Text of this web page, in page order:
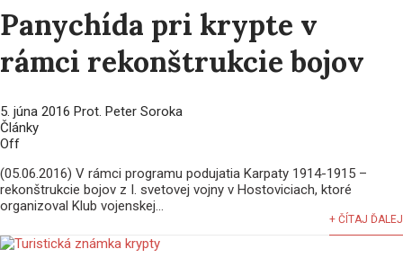
Panychída pri krypte v
rámci rekonštrukcie bojov
5. júna 2016 Prot. Peter Soroka
Články
Off
(05.06.2016) V rámci programu podujatia Karpaty 1914-1915 –
rekonštrukcie bojov z I. svetovej vojny v Hostoviciach, ktoré
organizoval Klub vojenskej...
+ ČÍTAJ ĎALEJ